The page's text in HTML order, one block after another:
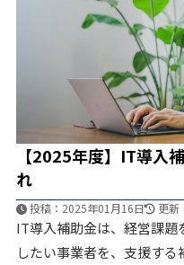
【2025年度】IT導入
れ
投稿：2025年01月16日 更新
IT導入補助金は、経営課
したい事業者を、支援す